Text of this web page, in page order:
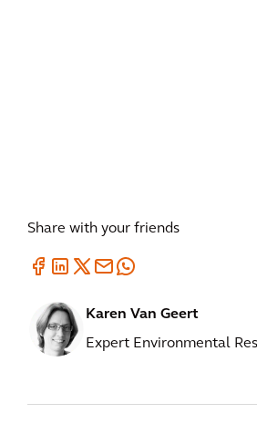
Share with your friends
Karen Van Geert
Expert Environmental